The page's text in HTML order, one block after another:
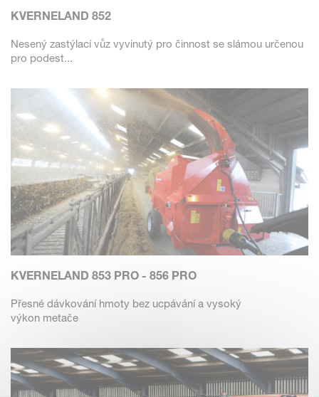
KVERNELAND 852
Nesený zastýlací vůz vyvinutý pro činnost se slámou určenou
pro podest...
KVERNELAND 853 PRO - 856 PRO
Přesné dávkování hmoty bez ucpávání a vysoký
výkon metače